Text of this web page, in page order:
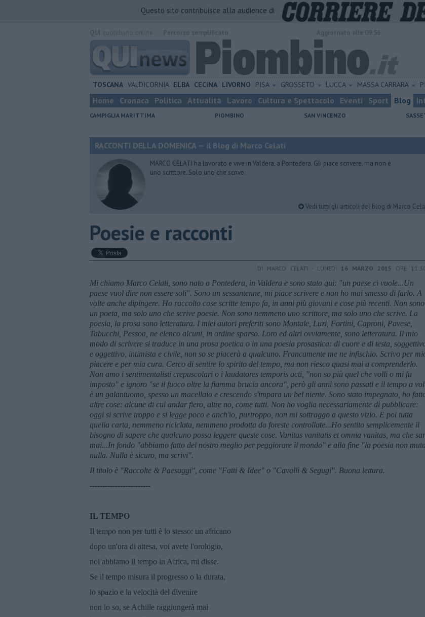
Questo sito contribuisce alla audience di
TOSCANA VALDICORNIA ELBA CECINA LIVORNO PISA GROSSETO LUCCA MASSA CARRARA
Home Cronaca Politica Attualità Lavoro Cultura e Spettacolo Eventi Sport Blog
CAMPIGLIA MARITTIMA PIOMBINO SAN VINCENZO
RACCONTI DELLA DOMENICA — il Blog di Marco Celati
MARCO CELATI ha lavorato e vive in Valdera, a Pontedera. Gli piace scrivere, ma non è
uno scrittore. Solo uno che scrive.
Vedi tutti gli articoli del blog di Marco
Poesie e racconti
DI MARCO CELATI - LUNEDÌ 16 MARZO 2015 ORE
Mi chiamo Marco Celati, sono nato a Pontedera, in Valdera e sono stato qui: "un paese ci vuole...Un
paese vuol dire non essere soli". Sono un sessantenne, mi piace scrivere e non ho mai smesso di farlo. A
volte anche dipingere. Ho raccolto cose scritte tempo fa, in anni più giovani e cose più recenti. Non sono
un poeta, ma solo uno che scrive poesie. Non sono nemmeno uno scrittore, ma solo uno che scrive. La
poesia, la prosa sono letteratura. I miei autori preferiti sono Montale, Luzi, Fortini, Caproni, Pavese,
Tabucchi, Pessoa, ne elenco alcuni, in ordine sparso. Loro ed altri ovviamente, sono letteratura. Il mio
modo di scrivere si traduce in una prosa poetica o in una poesia prosastica: di cuore e di testa,
e oggettivo, intimista e civile, non so se piacerà a qualcuno. Francamente me ne infischio. Scrivo per
piacere e per mia cura. Cerco di sentire lo spirito del tempo, ma non riesco quasi mai a comprenderlo.
Non amo i sentimentalisti crepuscolari o i laudatores temporis acti, "non so più quel che volli o mi fu
imposto" e ignoro "se il fuoco oltre la fiamma brucia ancora", però gli anni sono passati e il tempo a
è un galantuomo, spesso un macellaio e crescendo s'impara un bel niente. Sono stato impegnato, ho
altre cose: alcune di cui andar fiero, altre no, come tutti. Non ho voglia necessariamente di pubblicare:
oggi si scrive troppo e si legge poco e anch'io, purtroppo, non mi sottraggo a questo vizio. E poi tutta
quella carta, nemmeno riciclata, nemmeno prodotta da foreste controllate...Ho sentito semplicemente il
bisogno di sapere che qualcuno possa leggere queste cose. Vanitas vanitatis et omnia vanitas, ma che sar
mai...In fondo "abbiamo fatto del nostro meglio per peggiorare il mondo" e alla fine "la poesia non muta
nulla. Nulla è sicuro, ma scrivi".
Il titolo è "Raccolte & Paesaggi", come "Fatti & Idee" o "Cavalli & Segugi". Buona lettura.
------------------------
IL TEMPO
Il tempo non per tutti è lo stesso: un africano
dopo un'ora di attesa, voi avete l'orologio,
noi abbiamo il tempo in Africa, mi disse.
Se il tempo misura il progresso o la durata,
lo spazio e la velocità del divenire
non lo so, se Achille raggiungerà mai